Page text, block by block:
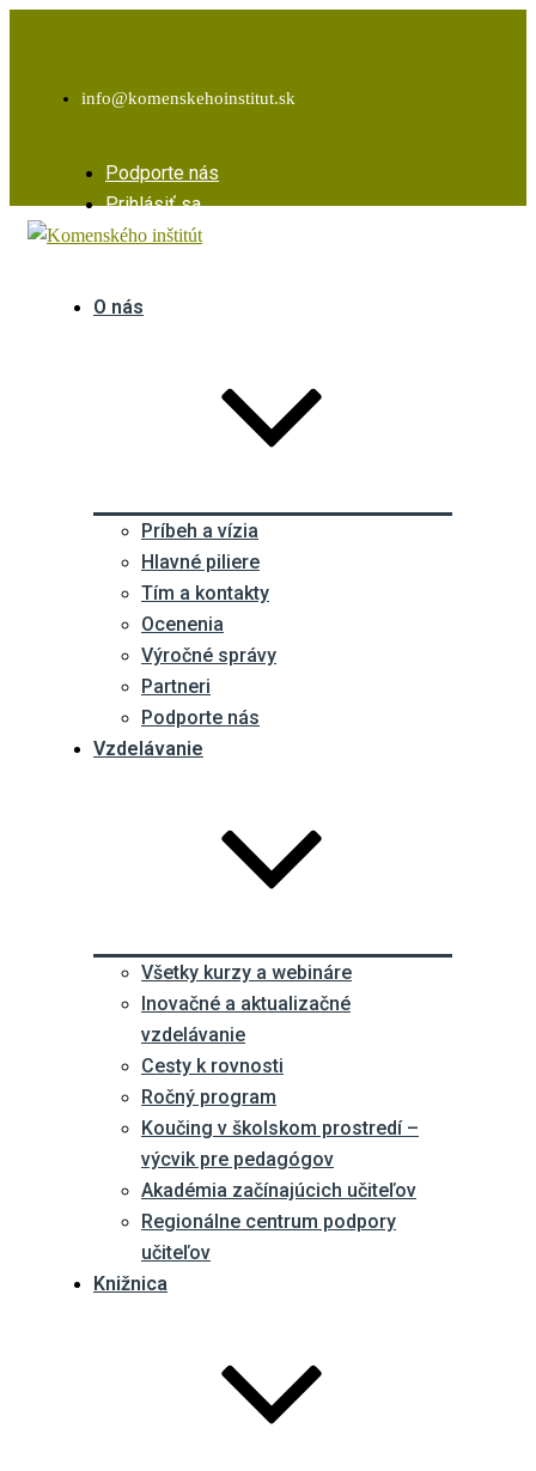
info@komenskehoinstitut.sk
Podporte nás
Prihlásiť sa
O nás
Príbeh a vízia
Hlavné piliere
Tím a kontakty
Ocenenia
Výročné správy
Partneri
Podporte nás
Vzdelávanie
Všetky kurzy a webináre
Inovačné a aktualizačné
vzdelávanie
Cesty k rovnosti
Ročný program
Koučing v školskom prostredí –
výcvik pre pedagógov
Akadémia začínajúcich učiteľov
Regionálne centrum podpory
učiteľov
Knižnica